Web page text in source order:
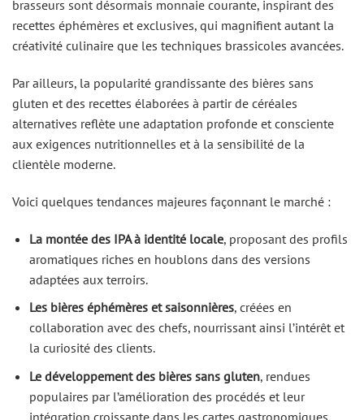
brasseurs sont désormais monnaie courante, inspirant des
recettes éphémères et exclusives, qui magnifient autant la
créativité culinaire que les techniques brassicoles avancées.
Par ailleurs, la popularité grandissante des bières sans
gluten et des recettes élaborées à partir de céréales
alternatives reflète une adaptation profonde et consciente
aux exigences nutritionnelles et à la sensibilité de la
clientèle moderne.
Voici quelques tendances majeures façonnant le marché :
La montée des IPA à identité locale, proposant des profils
aromatiques riches en houblons dans des versions
adaptées aux terroirs.
Les bières éphémères et saisonnières, créées en
collaboration avec des chefs, nourrissant ainsi l’intérêt et
la curiosité des clients.
Le développement des bières sans gluten, rendues
populaires par l’amélioration des procédés et leur
intégration croissante dans les cartes gastronomiques.